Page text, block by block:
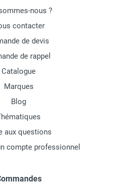
nous ?
contacter
de devis
de rappel
Catalogue
Marques
Blog
aux questions
compte professionnel